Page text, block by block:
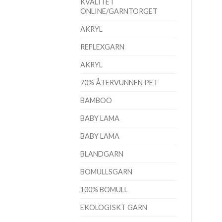
ONLINE/GARNTORGET
AKRYL
REFLEXGARN
AKRYL
70% ÅTERVUNNEN PET
BAMBOO
BABY LAMA
BABY LAMA
BLANDGARN
BOMULLSGARN
100% BOMULL
EKOLOGISKT GARN